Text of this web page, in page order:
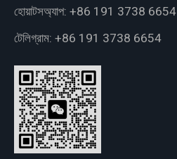
হোয়াটসঅ্যাপ: +86 191 3738 6654
টেলিগ্রাম: +86 191 3738 6654